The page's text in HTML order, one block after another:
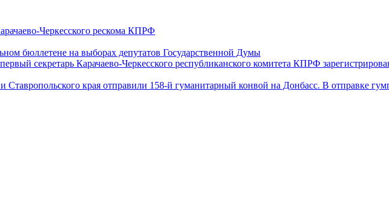
Черкесского рескома КПРФ
бюллетене на выборах депутатов Государственной Думы
секретарь Карачаево-Черкесского республиканского комитета КПРФ
края отправили 158-й гуманитарный конвой на Донбасс. В отправке